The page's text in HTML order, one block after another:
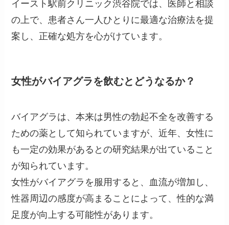
イースト駅前クリニック渋谷院では、医師と相談
の上で、患者さん一人ひとりに最適な治療法を提
案し、正確な処方を心がけています。
女性がバイアグラを飲むとどうなるか？
バイアグラは、本来は男性の勃起不全を改善する
ための薬として知られていますが、近年、女性に
も一定の効果があるとの研究結果が出ていること
が知られています。
女性がバイアグラを服用すると、血流が増加し、
性器周辺の感度が高まることによって、性的な満
足度が向上する可能性があります。